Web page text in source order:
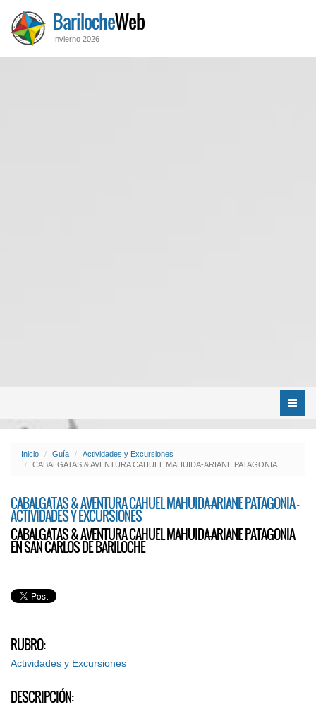
BarilocheWeb
Invierno 2026
Menú
Inicio Guía
Actividades y Excursiones
CABALGATAS & AVENTURA CAHUEL MAHUIDA-ARIANE PATAGONIA
CABALGATAS & AVENTURA CAHUEL MAHUIDA-ARIANE PATAGONIA -
ACTIVIDADES Y EXCURSIONES
CABALGATAS & AVENTURA CAHUEL MAHUIDA-ARIANE PATAGONIA
EN SAN CARLOS DE BARILOCHE
RUBRO:
Actividades y Excursiones
DESCRIPCIÓN: